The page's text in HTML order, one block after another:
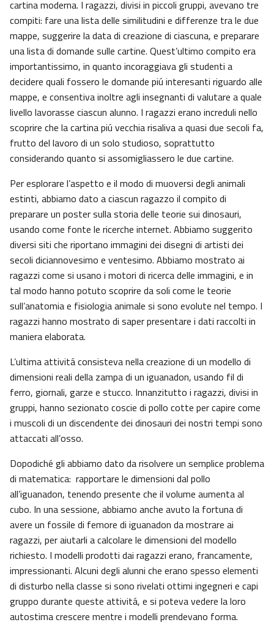
cartina moderna. I ragazzi, divisi in piccoli gruppi, avevano tre
compiti: fare una lista delle similitudini e differenze tra le due
mappe, suggerire la data di creazione di ciascuna, e preparare
una lista di domande sulle cartine. Quest’ultimo compito era
importantissimo, in quanto incoraggiava gli studenti a
decidere quali fossero le domande piú interesanti riguardo alle
mappe, e consentiva inoltre agli insegnanti di valutare a quale
livello lavorasse ciascun alunno. I ragazzi erano increduli nello
scoprire che la cartina piú vecchia risaliva a quasi due secoli fa,
frutto del lavoro di un solo studioso, soprattutto
considerando quanto si assomigliassero le due cartine.
Per esplorare l’aspetto e il modo di muoversi degli animali
estinti, abbiamo dato a ciascun ragazzo il compito di
preparare un poster sulla storia delle teorie sui dinosauri,
usando come fonte le ricerche internet. Abbiamo suggerito
diversi siti che riportano immagini dei disegni di artisti dei
secoli diciannovesimo e ventesimo. Abbiamo mostrato ai
ragazzi come si usano i motori di ricerca delle immagini, e in
tal modo hanno potuto scoprire da soli come le teorie
sull’anatomia e fisiologia animale si sono evolute nel tempo. I
ragazzi hanno mostrato di saper presentare i dati raccolti in
maniera elaborata.
L’ultima attivitá consisteva nella creazione di un modello di
dimensioni reali della zampa di un iguanadon, usando fil di
ferro, giornali, garze e stucco. Innanzitutto i ragazzi, divisi in
gruppi, hanno sezionato coscie di pollo cotte per capire come
i muscoli di un discendente dei dinosauri dei nostri tempi sono
attaccati all’osso.
Dopodiché gli abbiamo dato da risolvere un semplice problema
di matematica: rapportare le dimensioni dal pollo
all’iguanadon, tenendo presente che il volume aumenta al
cubo. In una sessione, abbiamo anche avuto la fortuna di
avere un fossile di femore di iguanadon da mostrare ai
ragazzi, per aiutarli a calcolare le dimensioni del modello
richiesto. I modelli prodotti dai ragazzi erano, francamente,
impressionanti. Alcuni degli alunni che erano spesso elementi
di disturbo nella classe si sono rivelati ottimi ingegneri e capi
gruppo durante queste attivitá, e si poteva vedere la loro
autostima crescere mentre i modelli prendevano forma.